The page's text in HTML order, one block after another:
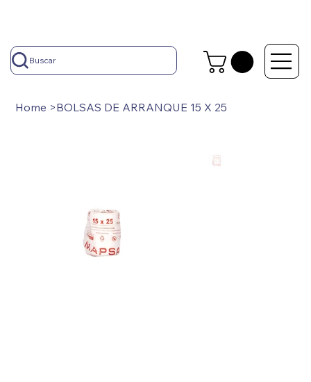
Buscar
Home >BOLSAS DE ARRANQUE 15 X 25